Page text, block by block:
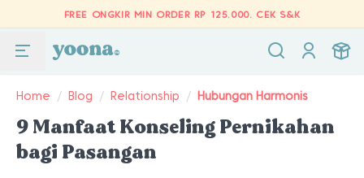
FREE ONGKIR MIN ORDER RP 125.000. CEK S&K
Home / Blog / Relationship / Hubungan Harmonis
9 Manfaat Konseling Pernikahan
bagi Pasangan